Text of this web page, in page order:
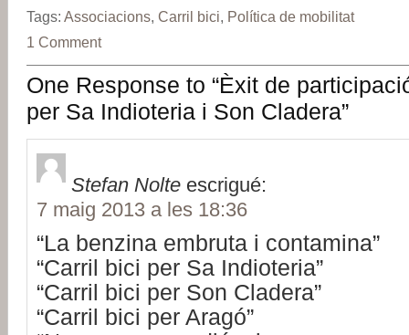
Tags: Associacions, Carril bici, Política de mobilitat
1 Comment
One Response to “Èxit de
per Sa Indioteria i Son Cladera”
Stefan Nolte escrigué:
7 maig 2013 a les 18:36
“La benzina embruta i contamina”
“Carril bici per Sa Indioteria”
“Carril bici per Son Cladera”
“Carril bici per Aragó”